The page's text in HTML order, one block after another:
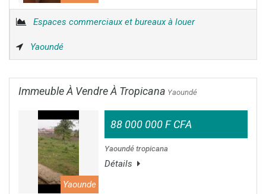
Espaces commerciaux et bureaux à louer
Yaoundé
Immeuble À Vendre À Tropicana Yaoundé
Yaounde
88 000 000 F CFA
Yaoundé tropicana
Détails